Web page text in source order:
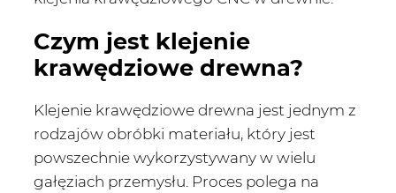
Czym jest klejenie
krawędziowe drewna?
Klejenie krawędziowe drewna jest jednym z
rodzajów obróbki materiału, który jest
powszechnie wykorzystywany w wielu
gałęziach przemysłu. Proces polega na